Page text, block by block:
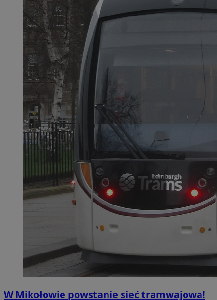
W Mikołowie powstanie sieć tramwajowa!